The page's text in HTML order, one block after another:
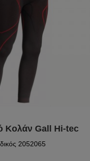
Κολάν Gall Hi-tec
2052065